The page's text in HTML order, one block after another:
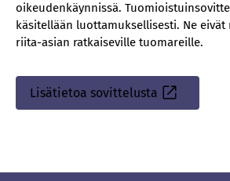
oikeudenkäynnissä.
käsitellään luottamuksellisesti. Ne
riita-asian ratkaiseville tuomareille.
Lisätietoa sovittelusta
Sisäinen